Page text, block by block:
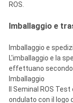
ROS.
Imballaggio e
Imballaggio e
L'imballaggio e la
effettuano
Imballaggio
Il Seminal ROS
ondulato con il logo